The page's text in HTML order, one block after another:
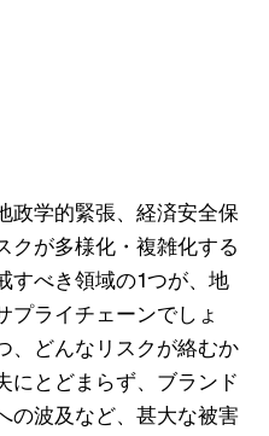
政学的緊張、経済安全保
が多様化・複雑化する
すべき領域の1つが、地
プライチェーンでしょ
、どんなリスクが絡むか
にとどまらず、ブランド
の波及など、甚大な被害